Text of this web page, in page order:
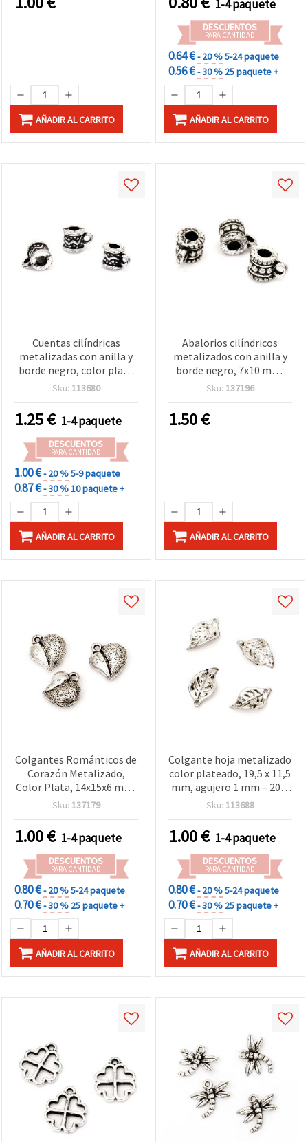
AÑADIR AL CARRITO
1-4 paquete
DESCUENTOS
PARA CANTIDAD
0.64 €- 20 %5-24 paquete
0.56 €- 30 % 25 paquete +
AÑADIR AL CARRITO
Cuentas cilíndricas
metalizadas con anilla y
borde negro, color plata
11x8 mm, agujero 4 mm -
Sku: 113680
1.25€ 1-4 paquete
DESCUENTOS
PARA CANTIDAD
1.00 €- 20 %5-9 paquete
0.87 €- 30 %10 paquete +
AÑADIR AL CARRITO
Abalorios cilíndricos
metalizados con anilla y
borde negro, 7x10 mm,
agujero de 3 mm, color
Sku: 137196
1.50€
AÑADIR AL CARRITO
Colgantes Románticos de
Corazón Metalizado,
Color Plata, 14x15x6 mm,
Orificio de 1 mm – 20 g
para Collares, Pulseras y
Proyectos DIY de Bisutería
y Manualidades
Sku: 137179
1.00€ 1-4 paquete
DESCUENTOS
PARA CANTIDAD
0.80 €- 20 %5-24 paquete
0.70 €- 30 % 25 paquete +
AÑADIR AL CARRITO
Colgante hoja metalizado
color plateado, 19,5 x 11,5
mm, agujero 1 mm – 20 g
(~50 uds) para bisutería y
Sku: 113688
1.00€ 1-4 paquete
DESCUENTOS
PARA CANTIDAD
0.80 €- 20 %5-24 paquete
0.70 €- 30 % 25 paquete +
AÑADIR AL CARRITO